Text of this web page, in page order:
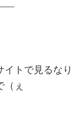
――
トで見るなり
ぇ